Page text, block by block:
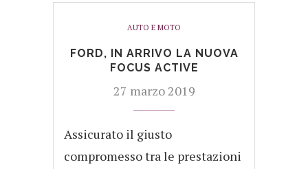
AUTO E MOTO
FORD, IN ARRIVO LA NUOVA
FOCUS ACTIVE
27 marzo 2019
Assicurato il giusto
compromesso tra le prestazioni